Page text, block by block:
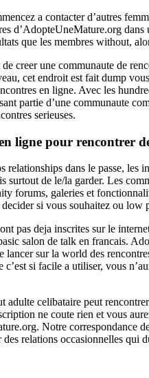
a contacter d’autres
d’AdopteUneMature.org
que les membres without,
creer une communaute de
cet endroit est fait dump
en ligne. Avec les
partie d’une communaute
serieuses.
ligne pour rencontrer
relationships dans le passe,
surtout de le/la garder. Les
forums, galeries et
si vous souhaitez ou
pas deja inscrites sur le
salon de talk en francais.
sur la world des
si facile a utiliser, vous
adulte celibataire peut
ne coute rien et vous
Notre correspondance
relations occasionnelles qui